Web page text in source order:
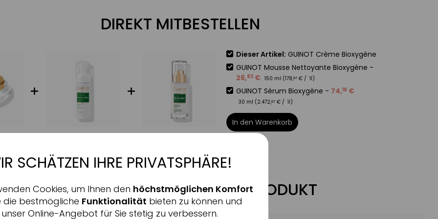
DIREKT MITBESTELLEN
Dieser Artikel: GUINOT Crème Bioxygène
GUINOT Mousse Nettoyante Bioxygène -
26,83 € 150 ml (178,87 € / 1l)
GUINOT Sérum Bioxygène - 74,18 €
30 ml (2.472,67 € / 1l)
In den Warenkorb
ALLE INFORMATIONEN ZUM PRODUKT
Aktiv
Inaktiv
SCHÄTZEN IHRE PRIVATSPHÄRE!
Cookies, um Ihnen den höchstmöglichen Komfort
die bestmögliche Funktionalität bieten zu können und
unser Online-Angebot für Sie stetig zu verbessern.